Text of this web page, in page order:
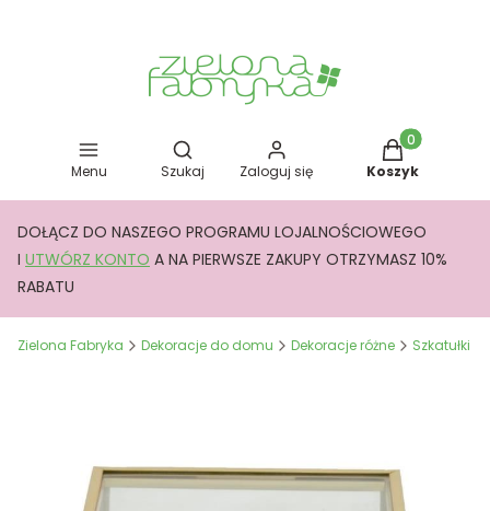
Menu
Otwórz wyszukiwarkę
Szukaj Zaloguj się
Produkty w
Koszyk
DOŁĄCZ DO NASZEGO PROGRAMU LOJALNOŚCIOWEGO
I UTWÓRZ KONTO A NA PIERWSZE ZAKUPY OTRZYMASZ 10%
RABATU
Zielona Fabryka Dekoracje do domu Dekoracje różne Szkatułki